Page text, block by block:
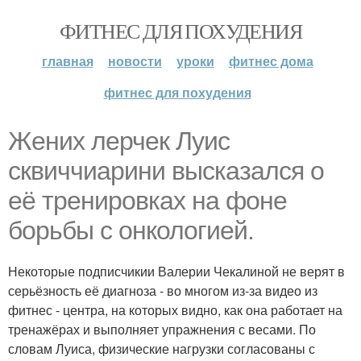
ФИТНЕС ДЛЯ ПОХУДЕНИЯ
главная новости уроки
фитнес дома
фитнес для похудения
Жених лерчек Луис
сквиччиарини высказался о
её тренировках на фоне
борьбы с онкологией.
Некоторые подписчикии Валерии Чекалиной не верят в
серьёзность её диагноза - во многом из-за видео из
фитнес - центра, на которых видно, как она работает на
тренажёрах и выполняет упражнения с весами. По
словам Луиса, физические нагрузки согласованы с